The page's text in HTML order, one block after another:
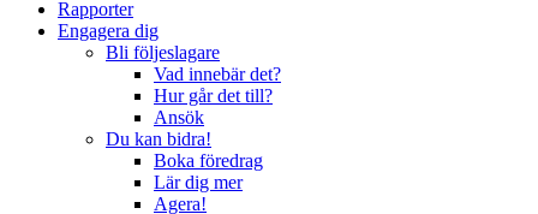
Rapporter
Engagera dig
Bli följeslagare
Vad innebär det?
Hur går det till?
Ansök
Du kan bidra!
Boka föredrag
Lär dig mer
Agera!